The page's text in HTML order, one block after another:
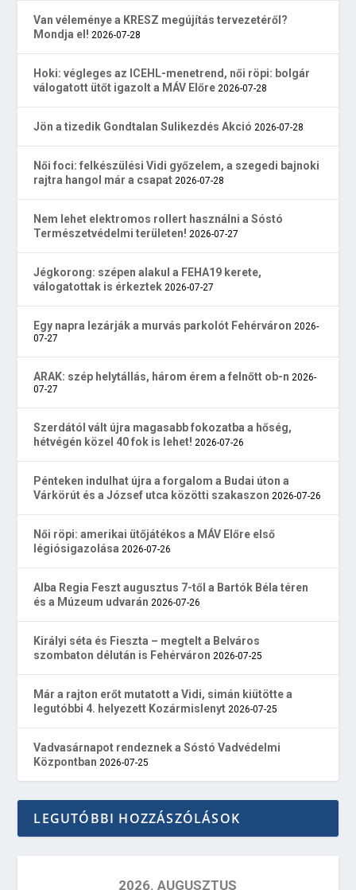
Van véleménye a KRESZ megújítás tervezetéről?
Mondja el! 2026-07-28
Hoki: végleges az ICEHL-menetrend, női röpi: bolgár
válogatott ütőt igazolt a MÁV Előre 2026-07-28
Jön a tizedik Gondtalan Sulikezdés Akció 2026-07-28
Női foci: felkészülési Vidi győzelem, a szegedi bajnoki
rajtra hangol már a csapat 2026-07-28
Nem lehet elektromos rollert használni a Sóstó
Természetvédelmi területen! 2026-07-27
Jégkorong: szépen alakul a FEHA19 kerete,
válogatottak is érkeztek 2026-07-27
Egy napra lezárják a murvás parkolót Fehérváron 2026-
07-27
ARAK: szép helytállás, három érem a felnőtt ob-n 2026-
07-27
Szerdától vált újra magasabb fokozatba a hőség,
hétvégén közel 40 fok is lehet! 2026-07-26
Pénteken indulhat újra a forgalom a Budai úton a
Várkörút és a József utca közötti szakaszon 2026-07-26
Női röpi: amerikai ütőjátékos a MÁV Előre első
légiósigazolása 2026-07-26
Alba Regia Feszt augusztus 7-től a Bartók Béla téren
és a Múzeum udvarán 2026-07-26
Királyi séta és Fieszta – megtelt a Belváros
szombaton délután is Fehérváron 2026-07-25
Már a rajton erőt mutatott a Vidi, simán kiütötte a
legutóbbi 4. helyezett Kozármislenyt 2026-07-25
Vadvasárnapot rendeznek a Sóstó Vadvédelmi
Központban 2026-07-25
LEGUTÓBBI HOZZÁSZÓLÁSOK
2026. AUGUSZTUS